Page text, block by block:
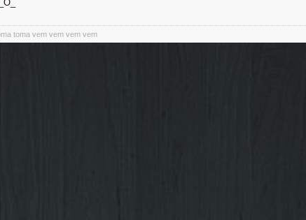
toma vem vem vem vem